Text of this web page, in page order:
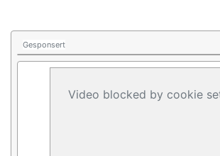
Gesponsert
Video blocked by cookie